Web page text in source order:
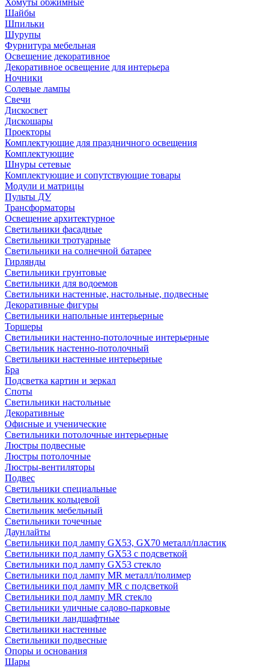
Хомуты обжимные
Шайбы
Шпильки
Шурупы
Фурнитура мебельная
Освещение декоративное
Декоративное освещение для интерьера
Ночники
Солевые лампы
Свечи
Дискосвет
Дискошары
Проекторы
Комплектующие для праздничного освещения
Комплектующие
Шнуры сетевые
Комплектующие и сопутствующие товары
Модули и матрицы
Пульты ДУ
Трансформаторы
Освещение архитектурное
Светильники фасадные
Светильники тротуарные
Светильники на солнечной батарее
Гирлянды
Светильники грунтовые
Светильники для водоемов
Светильники настенные, настольные, подвесные
Декоративные фигуры
Светильники напольные интерьерные
Торшеры
Светильники настенно-потолочные интерьерные
Светильник настенно-потолочный
Светильники настенные интерьерные
Бра
Подсветка картин и зеркал
Споты
Светильники настольные
Декоративные
Офисные и ученические
Светильники потолочные интерьерные
Люстры подвесные
Люстры потолочные
Люстры-вентиляторы
Подвес
Светильники специальные
Светильник кольцевой
Светильник мебельный
Светильники точечные
Даунлайты
Светильники под лампу GX53, GX70 металл/пластик
Светильники под лампу GX53 с подсветкой
Светильники под лампу GX53 стекло
Светильники под лампу MR металл/полимер
Светильники под лампу MR с подсветкой
Светильники под лампу MR стекло
Светильники уличные садово-парковые
Светильники ландшафтные
Светильники настенные
Светильники подвесные
Опоры и основания
Шары